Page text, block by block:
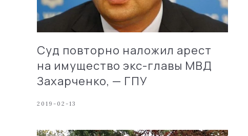
Суд повторно наложил арест
на имущество экс-главы МВД
Захарченко, — ГПУ
2019-02-13